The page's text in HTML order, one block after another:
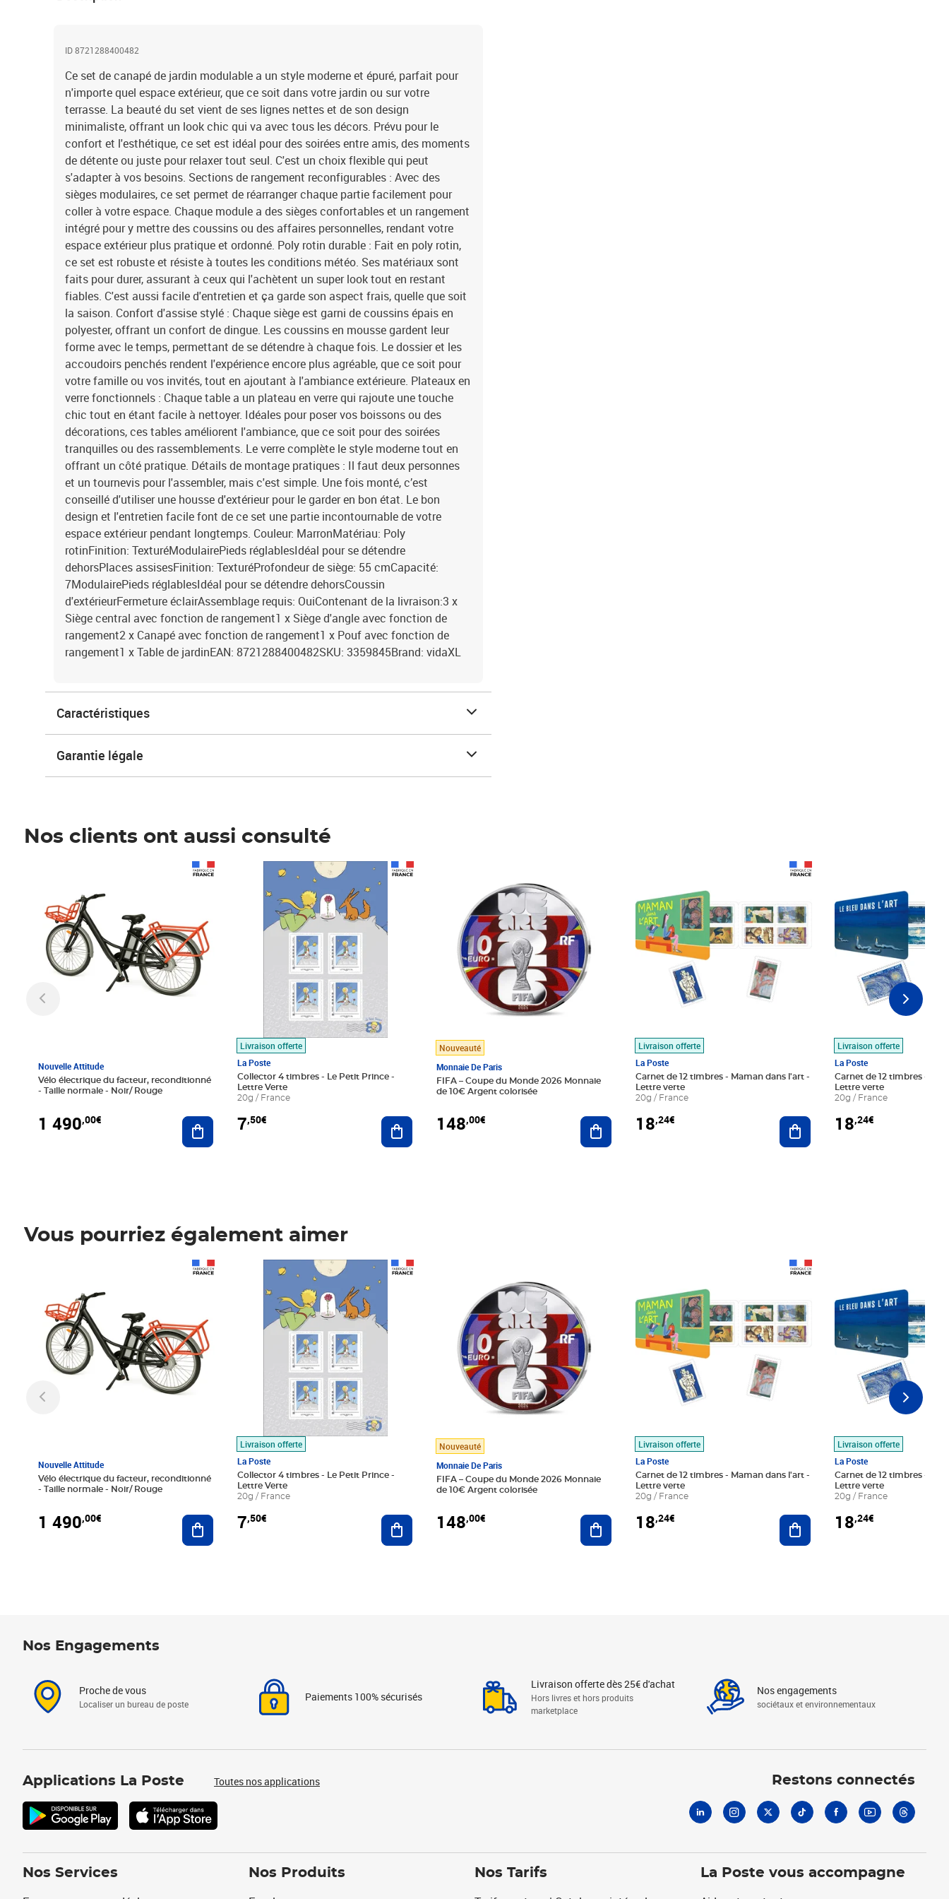
ID 8721288400482
Ce set de canapé de jardin modulable a un style moderne et épuré, parfait pour
n'importe quel espace extérieur, que ce soit dans votre jardin ou sur votre
terrasse. La beauté du set vient de ses lignes nettes et de son design
minimaliste, offrant un look chic qui va avec tous les décors. Prévu pour le
confort et l'esthétique, ce set est idéal pour des soirées entre amis, des moments
de détente ou juste pour relaxer tout seul. C'est un choix flexible qui peut
s'adapter à vos besoins. Sections de rangement reconfigurables : Avec des
sièges modulaires, ce set permet de réarranger chaque partie facilement pour
coller à votre espace. Chaque module a des sièges confortables et un rangement
intégré pour y mettre des coussins ou des affaires personnelles, rendant votre
espace extérieur plus pratique et ordonné. Poly rotin durable : Fait en poly rotin,
ce set est robuste et résiste à toutes les conditions météo. Ses matériaux sont
faits pour durer, assurant à ceux qui l'achètent un super look tout en restant
fiables. C'est aussi facile d'entretien et ça garde son aspect frais, quelle que soit
la saison. Confort d'assise stylé : Chaque siège est garni de coussins épais en
polyester, offrant un confort de dingue. Les coussins en mousse gardent leur
forme avec le temps, permettant de se détendre à chaque fois. Le dossier et les
accoudoirs penchés rendent l'expérience encore plus agréable, que ce soit pour
votre famille ou vos invités, tout en ajoutant à l'ambiance extérieure. Plateaux en
verre fonctionnels : Chaque table a un plateau en verre qui rajoute une touche
chic tout en étant facile à nettoyer. Idéales pour poser vos boissons ou des
décorations, ces tables améliorent l'ambiance, que ce soit pour des soirées
tranquilles ou des rassemblements. Le verre complète le style moderne tout en
offrant un côté pratique. Détails de montage pratiques : Il faut deux personnes
et un tournevis pour l'assembler, mais c'est simple. Une fois monté, c’est
conseillé d'utiliser une housse d'extérieur pour le garder en bon état. Le bon
design et l'entretien facile font de ce set une partie incontournable de votre
espace extérieur pendant longtemps. Couleur: MarronMatériau: Poly
rotinFinition: TexturéModulairePieds réglablesIdéal pour se détendre
dehorsPlaces assisesFinition: TexturéProfondeur de siège: 55 cmCapacité:
7ModulairePieds réglablesIdéal pour se détendre dehorsCoussin
d'extérieurFermeture éclairAssemblage requis: OuiContenant de la livraison:3 x
Siège central avec fonction de rangement1 x Siège d'angle avec fonction de
rangement2 x Canapé avec fonction de rangement1 x Pouf avec fonction de
rangement1 x Table de jardinEAN: 8721288400482SKU: 3359845Brand: vidaXL
Caractéristiques
Garantie légale
Nos clients ont aussi consulté
Nouvelle Attitude
Vélo électrique du facteur, reconditionné
- Taille normale - Noir/ Rouge
1 490,00€ Ajouter au panier
Livraison offerte
La Poste
Collector 4 timbres - Le Petit Prince -
Lettre Verte
20g / France
7,50€
Prix 7,50€
Ajouter au panier
Nouveauté
Monnaie De Paris
FIFA – Coupe du Monde 2026 Monnaie
de 10€ Argent colorisée
148,00€ Ajouter au panier
Livraison offerte
La Poste
Carnet de 12 timbres - Maman dans l'art -
Lettre verte
20g / France
18,24€ Ajouter au panier
Livraison offerte
La Poste
Carnet de 12 timbres - Le
Lettre verte
20g / France
18,24€
Vous pourriez également aimer
Nouvelle Attitude
Vélo électrique du facteur, reconditionné
- Taille normale - Noir/ Rouge
1 490,00€ Ajouter au panier
Livraison offerte
La Poste
Collector 4 timbres - Le Petit Prince -
Lettre Verte
20g / France
7,50€
Prix 7,50€
Ajouter au panier
Nouveauté
Monnaie De Paris
FIFA – Coupe du Monde 2026 Monnaie
de 10€ Argent colorisée
148,00€ Ajouter au panier
Livraison offerte
La Poste
Carnet de 12 timbres - Maman dans l'art -
Lettre verte
20g / France
18,24€ Ajouter au panier
Livraison offerte
La Poste
Carnet de 12 timbres - Le
Lettre verte
20g / France
18,24€
Nos Engagements
Proche de vous
Localiser un bureau de poste
Paiements 100% sécurisés
Livraison offerte dès 25€ d'achat
Hors livres et hors produits
marketplace
Nos engagements
sociétaux et environnementaux
Applications La Poste Toutes nos applications Restons connectés
Nos Services Nos Produits Nos Tarifs La Poste vous accompagne